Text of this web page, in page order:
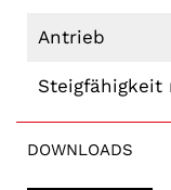
Antrieb
DOWNLOADS